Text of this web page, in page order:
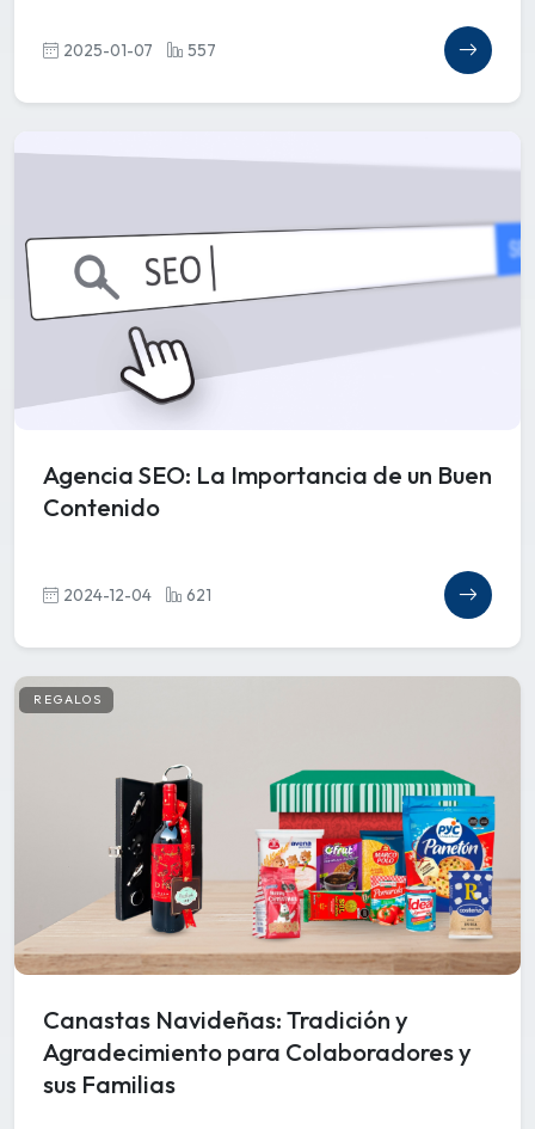
2025-01-07 557
Agencia SEO: La Importancia de un Buen
Contenido
2024-12-04 621
REGALOS
Canastas Navideñas: Tradición y
Agradecimiento para Colaboradores y
sus Familias